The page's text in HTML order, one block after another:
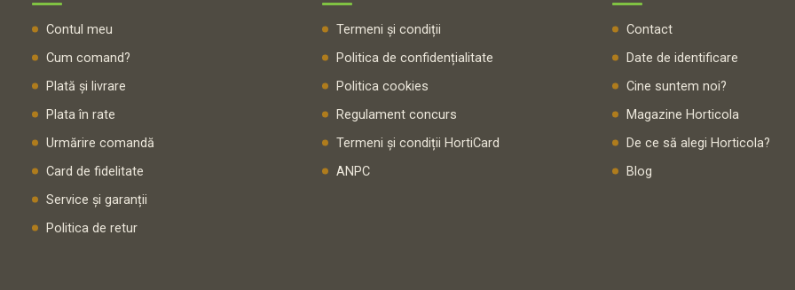
Contul meu
Cum comand?
Plată și livrare
Plata în rate
Urmărire comandă
Card de fidelitate
Service și garanții
Politica de retur
Termeni și condiții
Politica de confidențialitate
Politica cookies
Regulament concurs
Termeni și condiții HortiCard
ANPC
Contact
Date de identificare
Cine suntem noi?
Magazine Horticola
De ce să alegi Horticola?
Blog